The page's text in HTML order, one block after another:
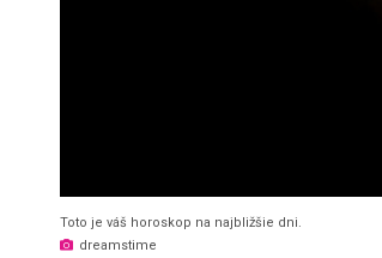
Toto je váš horoskop na najbližšie dni.
dreamstime